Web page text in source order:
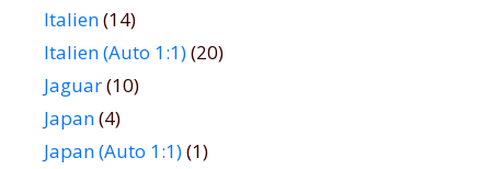
Italien(14)
Italien (Auto 1:1)(20)
Jaguar(10)
Japan(4)
Japan (Auto 1:1)(1)